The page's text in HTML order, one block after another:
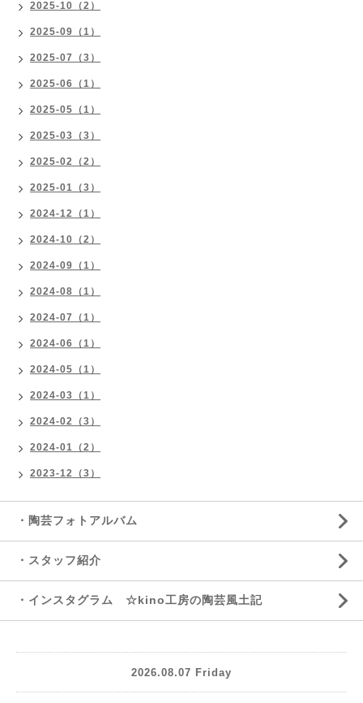
2025-10（2）
2025-09（1）
2025-07（3）
2025-06（1）
2025-05（1）
2025-03（3）
2025-02（2）
2025-01（3）
2024-12（1）
2024-10（2）
2024-09（1）
2024-08（1）
2024-07（1）
2024-06（1）
2024-05（1）
2024-03（1）
2024-02（3）
2024-01（2）
2023-12（3）
・陶芸フォトアルバム
・スタッフ紹介
・インスタグラム ☆kino工房の陶芸風土記
2026.08.07 Friday